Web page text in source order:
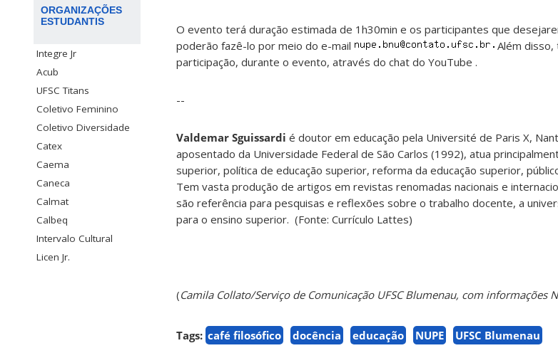
ORGANIZAÇÕES
ESTUDANTIS
Integre Jr
Acub
UFSC Titans
Coletivo Feminino
Coletivo Diversidade
Catex
Caema
Caneca
Calmat
Calbeq
Intervalo Cultural
Licen Jr.
O evento terá duração estimada de 1h30min e os participantes que
poderão fazê-lo por meio do e-mail
Além
participação, durante o evento, através do chat do YouTube .
--
Valdemar Sguissardi é doutor em educação pela Université de Paris X,
aposentado da Universidade Federal de São Carlos (1992), atua
superior, política de educação superior, reforma da educação superior,
Tem vasta produção de artigos em revistas renomadas nacionais e
são referência para pesquisas e reflexões sobre o trabalho docente, a
para o ensino superior. (Fonte: Currículo Lattes)
(Camila Collato/Serviço de Comunicação UFSC Blumenau, com informações
Tags: café filosófico docência educação NUPE UFSC Blumenau